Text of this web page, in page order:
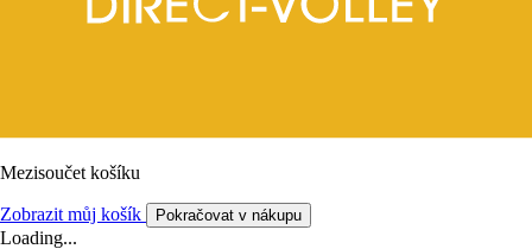
Mezisoučet košíku
Zobrazit můj košík Pokračovat v nákupu
Loading...